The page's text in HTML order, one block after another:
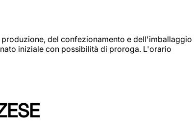
del confezionamento e dell'imballaggio
iniziale con possibilità di proroga. L'orario